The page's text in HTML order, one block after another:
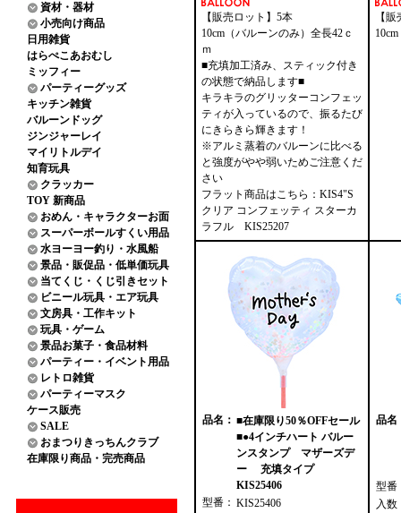
資材・器材
小売向け商品
日用雑貨
はらぺこあおむし
ミッフィー
パーティーグッズ
キッチン雑貨
バルーンドッグ
ジンジャーレイ
マイリトルデイ
知育玩具
クラッカー
TOY 新商品
おめん・キャラクターお面
スーパーボールすくい用品
水ヨーヨー釣り・水風船
景品・販促品・低単価玩具
当てくじ・くじ引きセット
ビニール玩具・エア玩具
文房具・工作キット
玩具・ゲーム
景品お菓子・食品材料
パーティー・イベント用品
レトロ雑貨
パーティーマスク
ケース販売
SALE
おまつりきっちんクラブ
在庫限り商品・完売商品
【販売ロット】5本
10cm（バルーンのみ）全長42ｃ
ｍ
■充填加工済み、スティック付き
の状態で納品します■
キラキラのグリッターコンフェッ
ティが入っているので、振るたび
にきらきら輝きます！
※アルミ蒸着のバルーンに比べる
と強度がやや弱いためご注意くだ
さい
フラット商品はこちら：KIS4"S
クリア コンフェッティ スターカ
ラフル KIS25207
【
品名： ■在庫限り50％OFFセール
■●4インチハート バルー
ンスタンプ マザーズデ
ー 充填タイプ
KIS25406
型番： KIS25406
品名
型番
入数